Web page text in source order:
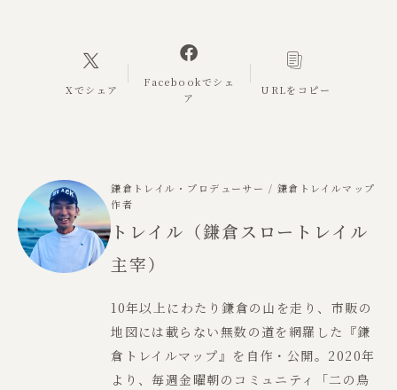
Xでシェア
Facebookでシェ
ア
URLをコピー
鎌倉トレイル・プロデューサー / 鎌倉トレイルマップ
作者
トレイル（鎌倉スロートレイル
主宰）
10年以上にわたり鎌倉の山を走り、市販の
地図には載らない無数の道を網羅した『鎌
倉トレイルマップ』を自作・公開。2020年
より、毎週金曜朝のコミュニティ「二の鳥